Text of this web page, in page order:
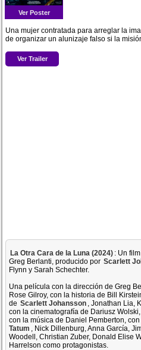
Ver Poster
Una mujer contratada para arreglar la
de organizar un alunizaje falso si la
Ver Trailer
La Otra Cara de la Luna (2024) : Un
Greg Berlanti, producido por Scarlett
Flynn y Sarah Schechter.
Una película con la dirección de Greg
Rose Gilroy, con la historia de Bill
de Scarlett Johansson , Jonathan Lia,
con la cinematografía de Dariusz
con la música de Daniel Pemberton, con
Tatum , Nick Dillenburg, Anna García,
Woodell, Christian Zuber, Donald Elise
Harrelson como protagonistas.